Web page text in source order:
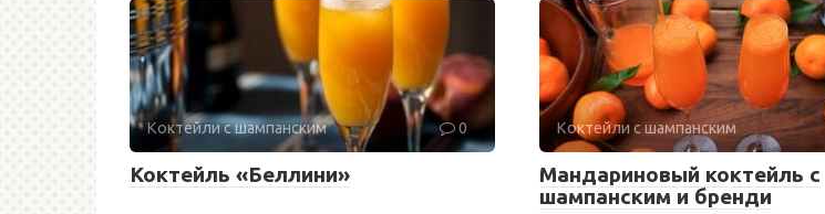
Коктейли с шампанским 0
Коктейль «Беллини»
Коктейли с шампанским
Мандариновый коктейль с
шампанским и бренди